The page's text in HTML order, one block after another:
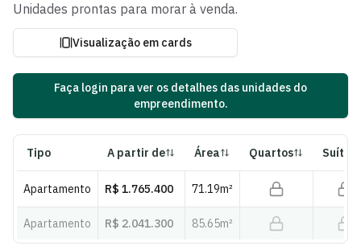
Unidades prontas para morar à venda.
Visualização em cards
Faça login para ver os detalhes das unidades do
empreendimento.
Tipo A partir de Área Quartos Suítes
Apartamento R$ 1.765.400 71.19m²
Apartamento R$ 2.041.300 85.65m²